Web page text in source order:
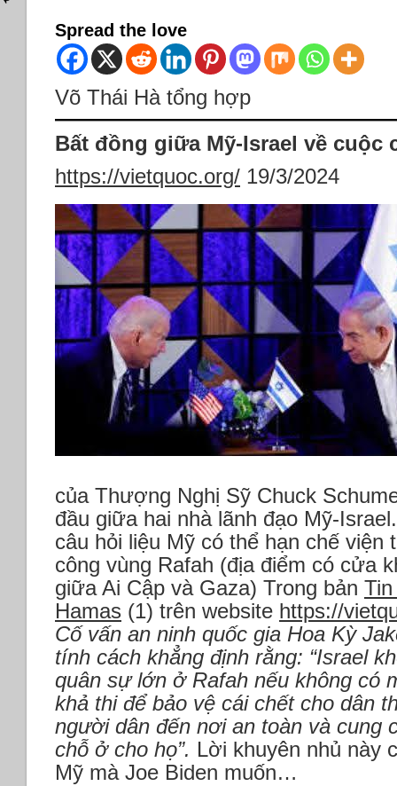
Spread the love
Võ Thái Hà tổng hợp
Bất đồng giữa Mỹ-Israel về cuộc
https://vietquoc.org/ 19/3/2024
của Thượng Nghị Sỹ Chuck
đầu giữa hai nhà lãnh đạo Mỹ-
câu hỏi liệu Mỹ có thể hạn chế
công vùng Rafah (địa điểm có cửa
giữa Ai Cập và Gaza) Trong bản
Hamas (1) trên website https://
Cố vấn an ninh quốc gia Hoa Kỳ
tính cách khẳng định rằng: “Israel
quân sự lớn ở Rafah nếu không có
khả thi để bảo vệ cái chết cho dân
người dân đến nơi an toàn và cung
chỗ ở cho họ”. Lời khuyên nhủ này
Mỹ mà Joe Biden muốn…